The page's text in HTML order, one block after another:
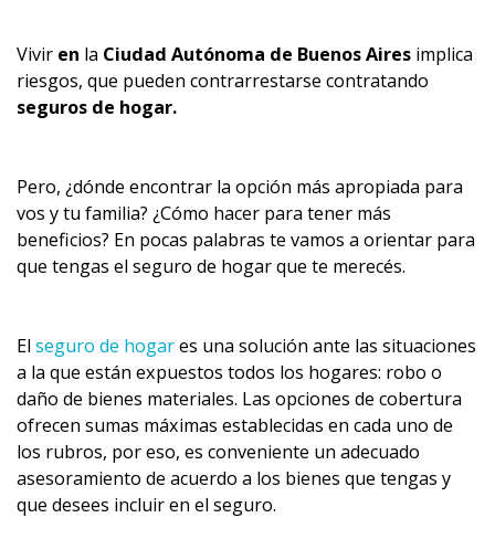
Vivir en la Ciudad Autónoma de Buenos Aires implica
riesgos, que pueden contrarrestarse contratando
seguros de hogar.
Pero, ¿dónde encontrar la opción más apropiada para
vos y tu familia? ¿Cómo hacer para tener más
beneficios? En pocas palabras te vamos a orientar para
que tengas el seguro de hogar que te merecés.
Elseguro de hogares una solución ante las situaciones
a la que están expuestos todos los hogares: robo o
daño de bienes materiales. Las opciones de cobertura
ofrecen sumas máximas establecidas en cada uno de
los rubros, por eso, es conveniente un adecuado
asesoramiento de acuerdo a los bienes que tengas y
que desees incluir en el seguro.